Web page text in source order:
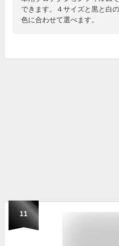
できます。４サイズと黒と白
色に合わせて選べます。
11